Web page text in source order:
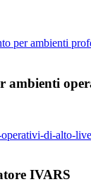
ambienti
IVARS